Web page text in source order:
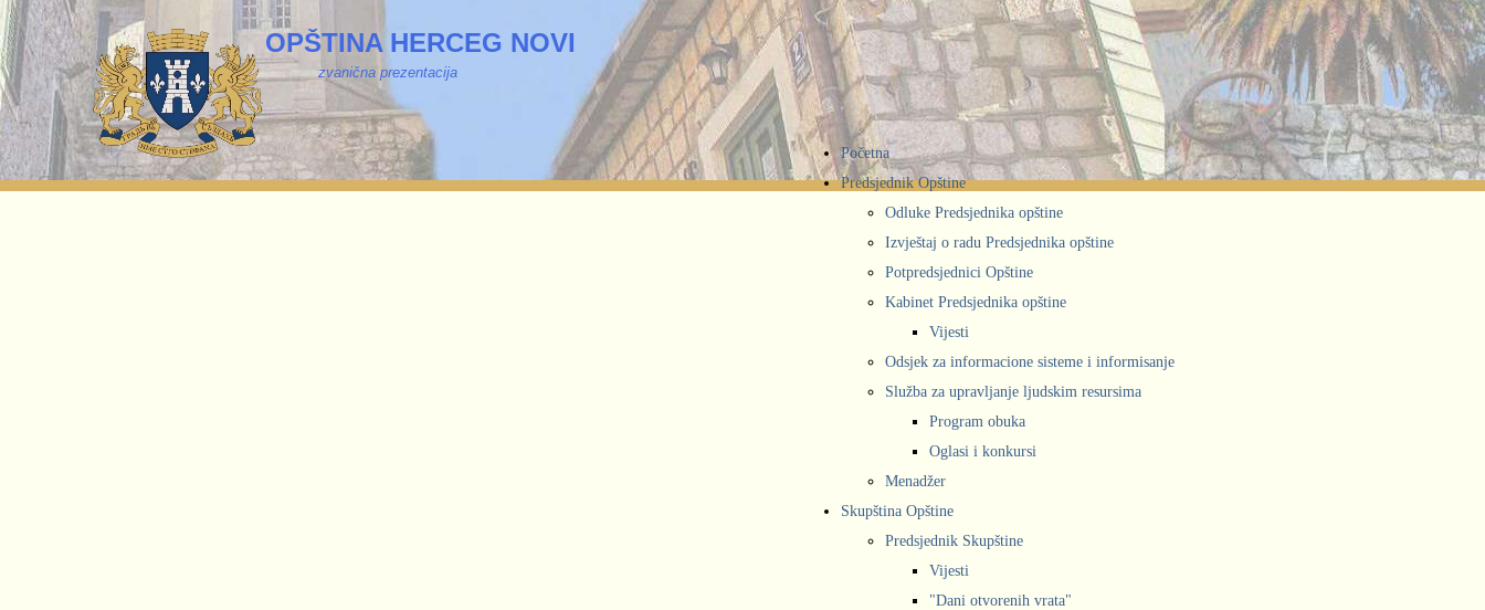
OPŠTINA HERCEG NOVI
zvanična prezentacija
Početna
Predsjednik Opštine
Odluke Predsjednika opštine
Izvještaj o radu Predsjednika opštine
Potpredsjednici Opštine
Kabinet Predsjednika opštine
Vijesti
Odsjek za informacione sisteme i informisanje
Služba za upravljanje ljudskim resursima
Program obuka
Oglasi i konkursi
Menadžer
Skupština Opštine
Predsjednik Skupštine
Vijesti
"Dani otvorenih vrata"